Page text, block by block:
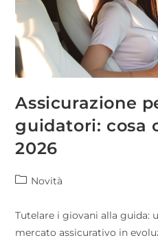
Assicurazione
guidatori: cosa
2026
Novità
Tutelare i giovani alla guida:
mercato assicurativo in